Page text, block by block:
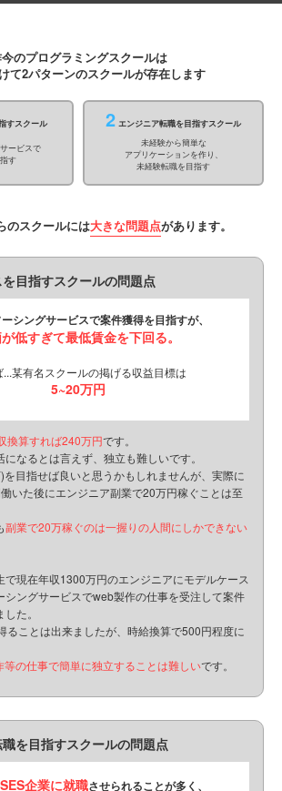
のプログラミングスクールは
て2パターンのスクールが存在します
すスクール
ービスで
す
2 エンジニア転職を目指すスクール
未経験から簡単な
アプリケーションを作り、
未経験転職を目指す
のスクールには大きな問題点があります。
目指すスクールの問題点
シングサービスで案件獲得を目指すが、
低すぎて最低賃金を下回る。
...某有名スクールの掲げる収益目標は
5~20万円
換算すれば240万円です。
になるとは言えず、独立も難しいです。
目指せば良いと思うかもしれませんが、 実際に
いた後にエンジニア副業で20万円稼ぐことは至
副業で20万稼ぐのは一握りの人間にしかできない
で現在年収1300万円のエンジニアにモデルケース
シングサービスでweb製作の仕事を受注して案件
た。
ることは出来ましたが、時給換算で500円程度に
等の仕事で簡単に独立することは難しいです。
を目指すスクールの問題点
企業に就職させられることが多く、